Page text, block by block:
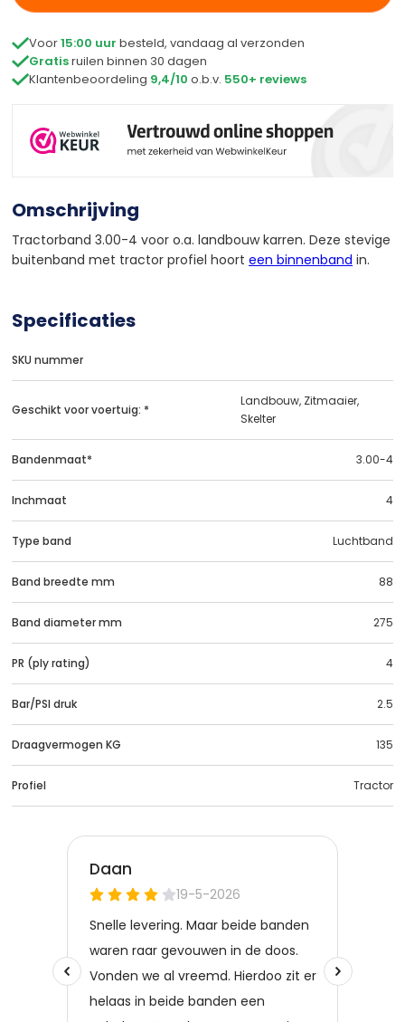
Voor15:00 uur besteld, vandaag al verzonden
Gratisruilen binnen 30 dagen
Klantenbeoordeling 9,4/10 o.b.v. 550+ reviews
Omschrijving
Tractorband 3.00-4 voor o.a. landbouw karren. Deze stevige
buitenband met tractor profiel hoort een binnenband in.
Specificaties
SKU nummer
Geschikt voor voertuig: *
Landbouw, Zitmaaier,
Skelter
Bandenmaat* 3.00-4
Inchmaat 4
Type band Luchtband
Band breedte mm 88
Band diameter mm 275
PR (ply rating) 4
Bar/PSI druk 2.5
Draagvermogen KG 135
Profiel Tractor